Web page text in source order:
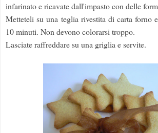
infarinato e ricavate dall'impasto con delle
Metteteli su una teglia rivestita di carta forno
10 minuti. Non devono colorarsi troppo.
Lasciate raffreddare su una griglia e servite.